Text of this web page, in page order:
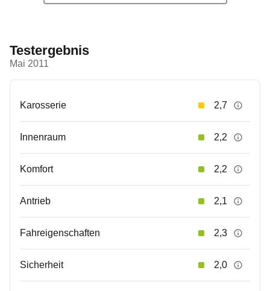
Testergebnis
Mai 2011
Karosserie 2,7
Innenraum 2,2
Komfort 2,2
Antrieb 2,1
Fahreigenschaften 2,3
Sicherheit 2,0